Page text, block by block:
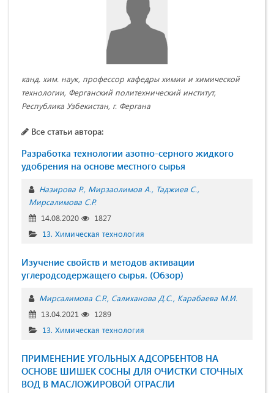
канд. хим. наук, профессор кафедры химии и химической
технологии, Ферганский политехнический институт,
Республика Узбекистан, г. Фергана
Все статьи автора:
Разработка технологии азотно-серного жидкого
удобрения на основе местного сырья
Назирова Р. Мирзаолимов А. Таджиев С.
Мирсалимова С.Р.
14.08.2020
1827
13. Химическая технология
Изучение свойств и методов активации
углеродсодержащего сырья. (Обзор)
Мирсалимова С.Р. Салиханова Д.С. Карабаева М.И.
13.04.2021
1289
13. Химическая технология
ПРИМЕНЕНИЕ УГОЛЬНЫХ АДСОРБЕНТОВ НА
ОСНОВЕ ШИШЕК СОСНЫ ДЛЯ ОЧИСТКИ СТОЧНЫХ
ВОД В МАСЛОЖИРОВОЙ ОТРАСЛИ